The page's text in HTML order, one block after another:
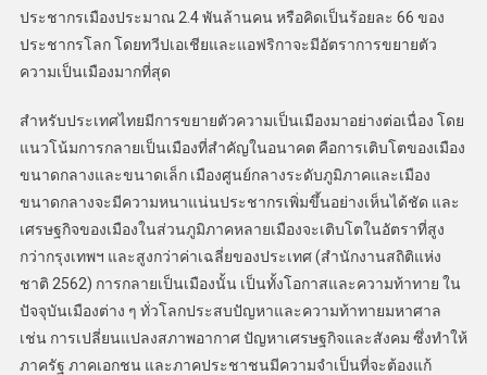
ประชากรเมืองประมาณ 2.4 พันล้านคน หรือคิดเป็นร้อยละ 66 ของ
ประชากรโลก โดยทวีปเอเชียและแอฟริกาจะมีอัตราการขยายตัว
ความเป็นเมืองมากที่สุด
สำหรับประเทศไทยมีการขยายตัวความเป็นเมืองมาอย่างต่อเนื่อง โดย
แนวโน้มการกลายเป็นเมืองที่สำคัญในอนาคต คือการเติบโตของเมือง
ขนาดกลางและขนาดเล็ก เมืองศูนย์กลางระดับภูมิภาคและเมือง
ขนาดกลางจะมีความหนาแน่นประชากรเพิ่มขึ้นอย่างเห็นได้ชัด และ
เศรษฐกิจของเมืองในส่วนภูมิภาคหลายเมืองจะเติบโตในอัตราที่สูง
กว่ากรุงเทพฯ และสูงกว่าค่าเฉลี่ยของประเทศ (สำนักงานสถิติแห่ง
ชาติ 2562) การกลายเป็นเมืองนั้น เป็นทั้งโอกาสและความท้าทาย ใน
ปัจจุบันเมืองต่าง ๆ ทั่วโลกประสบปัญหาและความท้าทายมหาศาล
เช่น การเปลี่ยนแปลงสภาพอากาศ ปัญหาเศรษฐกิจและสังคม ซึ่งทำให้
ภาครัฐ ภาคเอกชน และภาคประชาชนมีความจำเป็นที่จะต้องแก้